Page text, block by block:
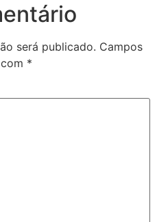
será publicado. Campos
*